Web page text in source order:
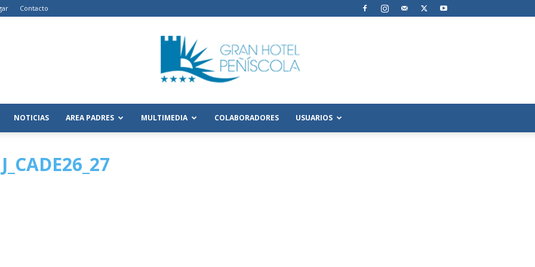
Contacto
NOTICIAS AREA PADRES MULTIMEDIA COLABORADORES USUARIOS